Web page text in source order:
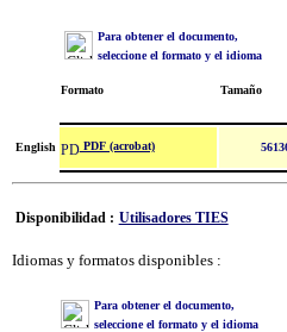
Para obtener el documento,
seleccione el formato y el idioma
Formato Tamaño
English PDF (acrobat)
Disponibilidad : Utilisadores TIES
Idiomas y formatos disponibles :
Para obtener el documento,
seleccione el formato y el idioma